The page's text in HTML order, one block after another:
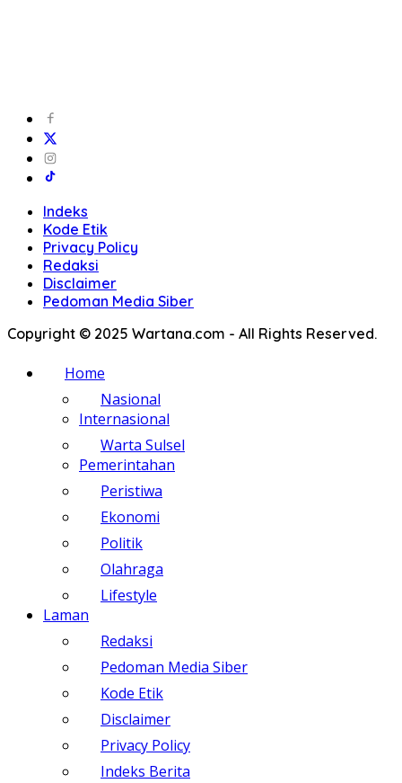
Indeks
Kode Etik
Privacy Policy
Redaksi
Disclaimer
Pedoman Media Siber
Copyright © 2025 Wartana.com - All Rights Reserved.
Home
Nasional
Internasional
Warta Sulsel
Pemerintahan
Peristiwa
Ekonomi
Politik
Olahraga
Lifestyle
Laman
Redaksi
Pedoman Media Siber
Kode Etik
Disclaimer
Privacy Policy
Indeks Berita